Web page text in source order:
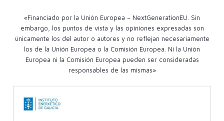
«Financiado por la Unión Europea – NextGenerationEU. Sin
embargo, los puntos de vista y las opiniones expresadas son
únicamente los del autor o autores y no reflejan necesariamente
los de la Unión Europea o la Comisión Europea. Ni la Unión
Europea ni la Comisión Europea pueden ser consideradas
responsables de las mismas»